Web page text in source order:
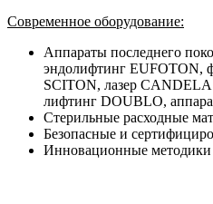
Современное оборудование:
Аппараты последнего
эндолифтинг EUFOTON,
SCITON, лазер
лифтинг DOUBLO,
Стерильные расходные
Безопасные и
Инновационные